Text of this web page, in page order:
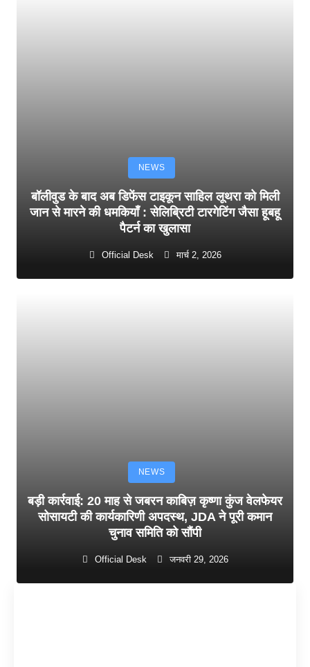
NEWS
बॉलीवुड के बाद अब डिफेंस टाइकून साहिल लूथरा को मिली
जान से मारने की धमकियाँ : सेलिब्रिटी टारगेटिंग जैसा हूबहू
पैटर्न का खुलासा
Official Desk मार्च 2, 2026
NEWS
बड़ी कार्रवाई: 20 माह से जबरन काबिज़ कृष्णा कुंज वेलफेयर
सोसायटी की कार्यकारिणी अपदस्थ, JDA ने पूरी कमान
चुनाव समिति को सौंपी
Official Desk जनवरी 29, 2026